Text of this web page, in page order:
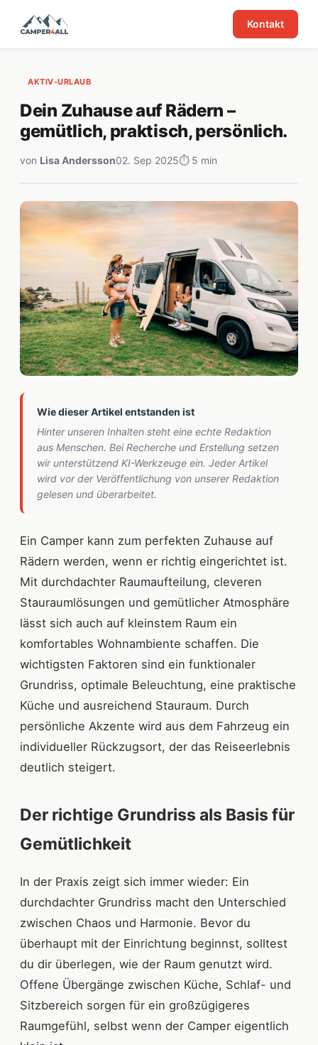
Kontakt
AKTIV-URLAUB
Dein Zuhause auf Rädern –
gemütlich, praktisch, persönlich.
von Lisa Andersson02. Sep 2025⏱ 5 min
Wie dieser Artikel entstanden ist
Hinter unseren Inhalten steht eine echte Redaktion
aus Menschen. Bei Recherche und Erstellung setzen
wir unterstützend KI-Werkzeuge ein. Jeder Artikel
wird vor der Veröffentlichung von unserer Redaktion
gelesen und überarbeitet.
Ein Camper kann zum perfekten Zuhause auf
Rädern werden, wenn er richtig eingerichtet ist.
Mit durchdachter Raumaufteilung, cleveren
Stauraumlösungen und gemütlicher Atmosphäre
lässt sich auch auf kleinstem Raum ein
komfortables Wohnambiente schaffen. Die
wichtigsten Faktoren sind ein funktionaler
Grundriss, optimale Beleuchtung, eine praktische
Küche und ausreichend Stauraum. Durch
persönliche Akzente wird aus dem Fahrzeug ein
individueller Rückzugsort, der das Reiseerlebnis
deutlich steigert.
Der richtige Grundriss als Basis für
Gemütlichkeit
In der Praxis zeigt sich immer wieder: Ein
durchdachter Grundriss macht den Unterschied
zwischen Chaos und Harmonie. Bevor du
überhaupt mit der Einrichtung beginnst, solltest
du dir überlegen, wie der Raum genutzt wird.
Offene Übergänge zwischen Küche, Schlaf- und
Sitzbereich sorgen für ein großzügigeres
Raumgefühl, selbst wenn der Camper eigentlich